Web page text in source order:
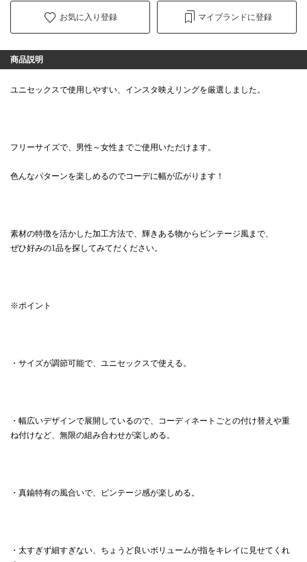
お気に入り登録 マイブランドに登録
商品説明
ユニセックスで使用しやすい、インスタ映えリングを厳選しました。
フリーサイズで、男性～女性までご使用いただけます。
色んなパターンを楽しめるのでコーデに幅が広がります！
素材の特徴を活かした加工方法で、輝きある物からビンテージ風まで、
ぜひ好みの1品を探してみてだください。
※ポイント
・サイズが調節可能で、ユニセックスで使える。
・幅広いデザインで展開しているので、コーディネートごとの付け替えや重
ね付けなど、無限の組み合わせが楽しめる。
・真鍮特有の風合いで、ビンテージ感が楽しめる。
・太すぎず細すぎない、ちょうど良いボリュームが指をキレイに見せてくれ